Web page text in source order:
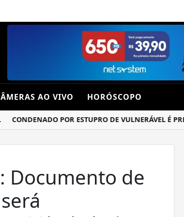
AO VIVO HORÓSCOPO
POR ESTUPRO DE VULNERÁVEL É
Documento de